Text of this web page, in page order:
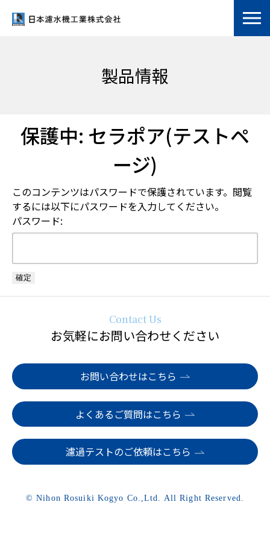
製品情報
保護中: セラポア(テストペ
ージ)
このコンテンツはパスワードで保護されています。閲覧
するには以下にパスワードを入力してください。
パスワード:
Contact Us
お気軽にお問い合わせください
お問い合わせはこちら
よくあるご質問はこちら
濾過テストのご依頼はこちら
© Nihon Rosuiki Kogyo Co.,Ltd. All Right Reserved.